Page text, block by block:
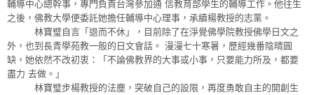
輔導中心總幹事，專門負責台灣參加通 信教育部學生的輔導工作。他往生
之後，佛教大學便委託她擔任輔導中心理事，承續楊教授的志業。
林寶璧自言「退而不休」，目前除了在淨覺佛學院教授佛學日文之
外，也到長青學苑教一般的日文會話。 漫漫七十寒暑，歷經幾番陰晴圓
缺，她依然不改初衷：「不論佛教界的大事或小事，只要能力所及，都要
盡力 去做。」
林寶璧步楊教授的法塵，突破自己的設限，再度勇敢自主的開創生